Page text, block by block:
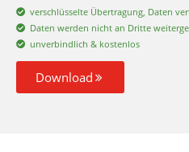
verschlüsselte Übertragung, Daten
Daten werden nicht an Dritte
unverbindlich & kostenlos
Download